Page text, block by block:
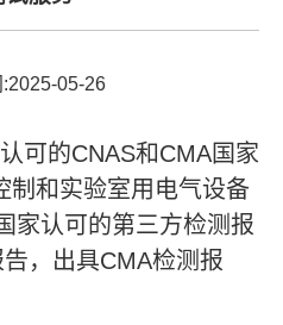
05-26
可的CNAS和CMA国家
制和实验室用电气设备
家认可的第三方检测报
，出具CMA检测报